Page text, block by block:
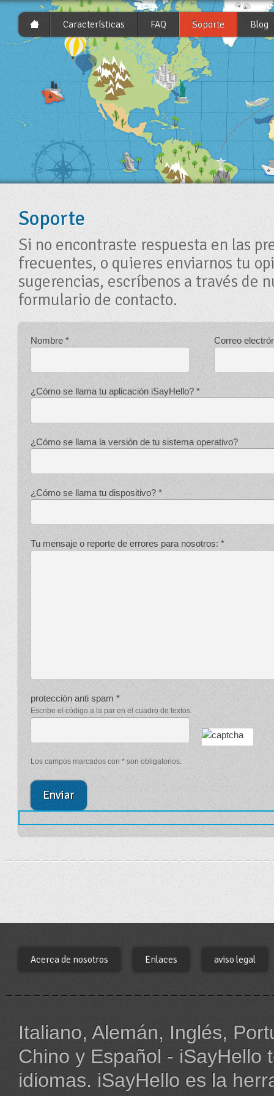
Características FAQ Soporte Blog
Soporte
Si no encontraste respuesta en las
frecuentes, o quieres enviarnos tu
sugerencias, escríbenos a través de
formulario de contacto.
Nombre * Correo
¿Cómo se llama tu aplicación iSayHello? *
¿Cómo se llama la versión de tu sistema operativo?
¿Cómo se llama tu dispositivo? *
Tu mensaje o reporte de errores para nosotros: *
protección anti spam *
Escribe el código a la par en el cuadro de textos.
Los campos marcados con * son obligatorios.
Acerca de nosotros Enlaces aviso legal
Italiano, Alemán, Inglés,
Chino y Español - iSayHello
idiomas. iSayHello es la